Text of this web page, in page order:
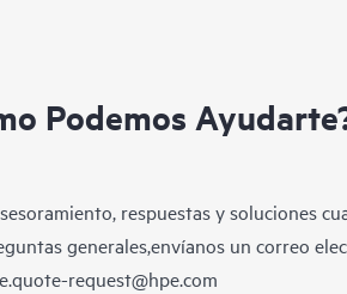
Podemos
respuestas y soluciones
generales,envíanos un correo
request@hpe.com